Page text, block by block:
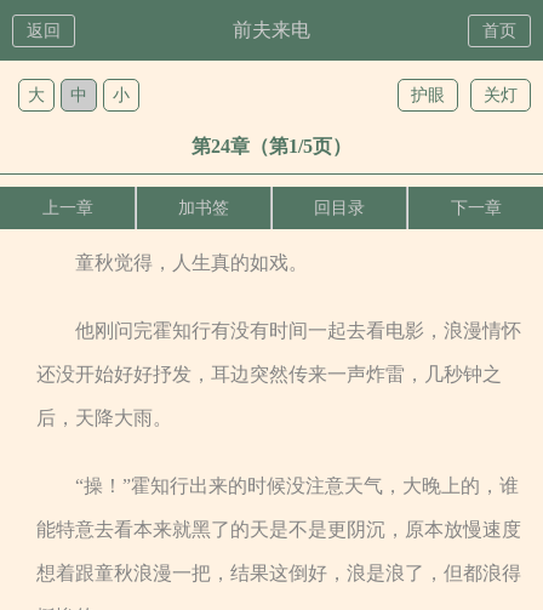
返回 前夫来电 首页
关灯
护眼
大 中 小
第24章（第1/5页）
上一章 加书签 回目录 下一章
童秋觉得，人生真的如戏。
他刚问完霍知行有没有时间一起去看电影，浪漫情怀
还没开始好好抒发，耳边突然传来一声炸雷，几秒钟之
后，天降大雨。
“操！”霍知行出来的时候没注意天气，大晚上的，谁
能特意去看本来就黑了的天是不是更阴沉，原本放慢速度
想着跟童秋浪漫一把，结果这倒好，浪是浪了，但都浪得